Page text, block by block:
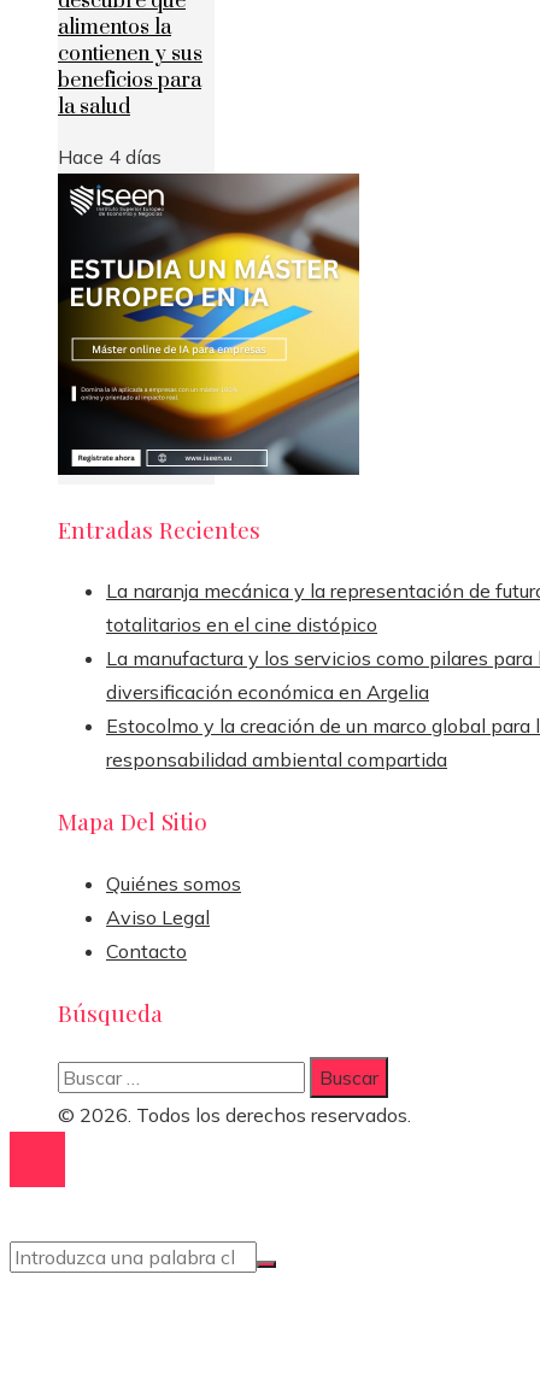
alimentos la
contienen y sus
beneficios para
la salud
Hace 4 días
Entradas Recientes
La naranja mecánica y la representación de
totalitarios en el cine distópico
La manufactura y los servicios como pilares para
diversificación económica en Argelia
Estocolmo y la creación de un marco global para
responsabilidad ambiental compartida
Mapa Del Sitio
Quiénes somos
Aviso Legal
Contacto
Búsqueda
Buscar:
© 2026. Todos los derechos reservados.